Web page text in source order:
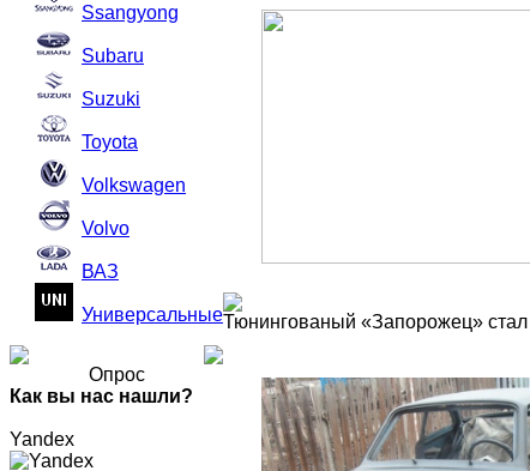
Ssangyong
Subaru
Suzuki
Toyota
Volkswagen
Volvo
ВАЗ
Универсальные
Опрос
Как вы нас нашли?
Yandex
Тюнингованый «Запорожец»